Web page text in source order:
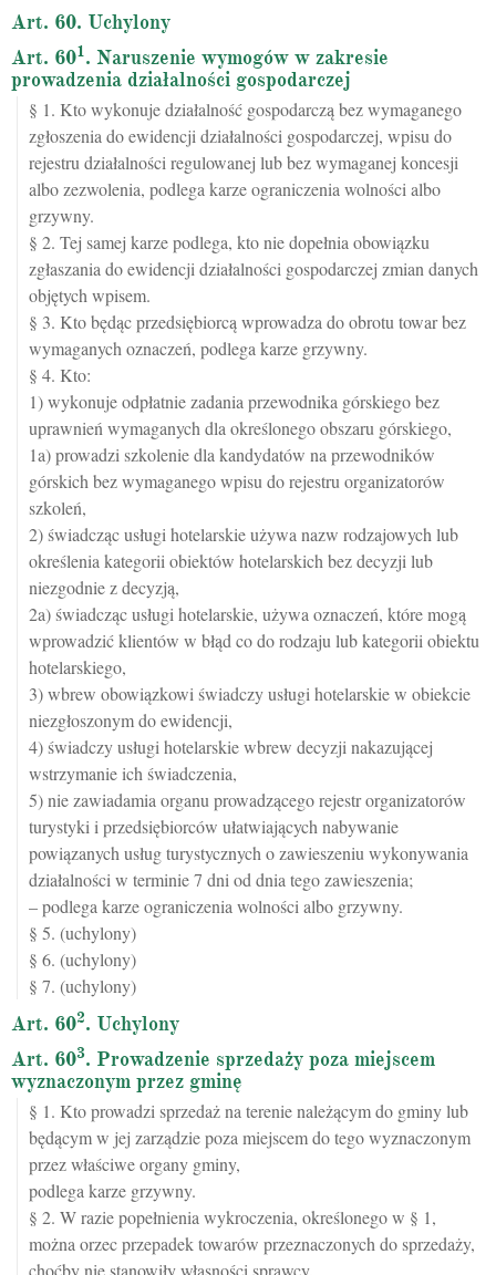
Art. 60. Uchylony
Art. 601. Naruszenie wymogów w zakresie
prowadzenia działalności gospodarczej
§ 1. Kto wykonuje działalność gospodarczą bez wymaganego
zgłoszenia do ewidencji działalności gospodarczej, wpisu do
rejestru działalności regulowanej lub bez wymaganej koncesji
albo zezwolenia, podlega karze ograniczenia wolności albo
grzywny.
§ 2. Tej samej karze podlega, kto nie dopełnia obowiązku
zgłaszania do ewidencji działalności gospodarczej zmian danych
objętych wpisem.
§ 3. Kto będąc przedsiębiorcą wprowadza do obrotu towar bez
wymaganych oznaczeń, podlega karze grzywny.
§ 4. Kto:
1) wykonuje odpłatnie zadania przewodnika górskiego bez
uprawnień wymaganych dla określonego obszaru górskiego,
1a) prowadzi szkolenie dla kandydatów na przewodników
górskich bez wymaganego wpisu do rejestru organizatorów
szkoleń,
2) świadcząc usługi hotelarskie używa nazw rodzajowych lub
określenia kategorii obiektów hotelarskich bez decyzji lub
niezgodnie z decyzją,
2a) świadcząc usługi hotelarskie, używa oznaczeń, które mogą
wprowadzić klientów w błąd co do rodzaju lub kategorii obiektu
hotelarskiego,
3) wbrew obowiązkowi świadczy usługi hotelarskie w obiekcie
niezgłoszonym do ewidencji,
4) świadczy usługi hotelarskie wbrew decyzji nakazującej
wstrzymanie ich świadczenia,
5) nie zawiadamia organu prowadzącego rejestr organizatorów
turystyki i przedsiębiorców ułatwiających nabywanie
powiązanych usług turystycznych o zawieszeniu wykonywania
działalności w terminie 7 dni od dnia tego zawieszenia;
– podlega karze ograniczenia wolności albo grzywny.
§ 5. (uchylony)
§ 6. (uchylony)
§ 7. (uchylony)
Art. 602. Uchylony
Art. 603. Prowadzenie sprzedaży poza miejscem
wyznaczonym przez gminę
§ 1. Kto prowadzi sprzedaż na terenie należącym do gminy lub
będącym w jej zarządzie poza miejscem do tego wyznaczonym
przez właściwe organy gminy,
podlega karze grzywny.
§ 2. W razie popełnienia wykroczenia, określonego w § 1,
można orzec przepadek towarów przeznaczonych do sprzedaży,
choćby nie stanowiły własności sprawcy.